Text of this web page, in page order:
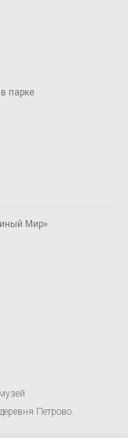
парке
Мир»
Петрово.